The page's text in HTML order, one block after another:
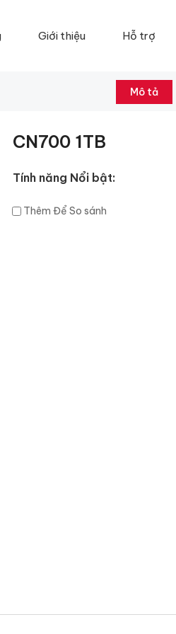
Giới thiệu Hỗ trợ
Mô tả
CN700 1TB
Tính năng Nổi bật:
Thêm Để So sánh